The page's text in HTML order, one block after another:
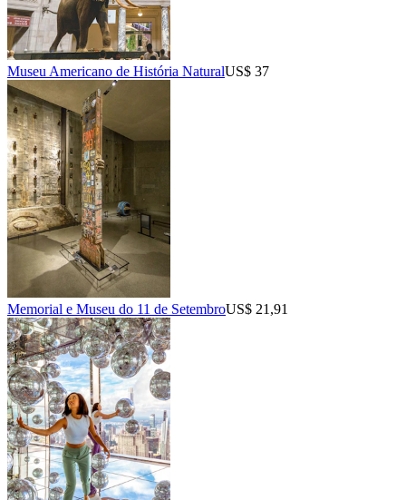
Museu Americano de História NaturalUS$ 37
Memorial e Museu do 11 de SetembroUS$ 21,91